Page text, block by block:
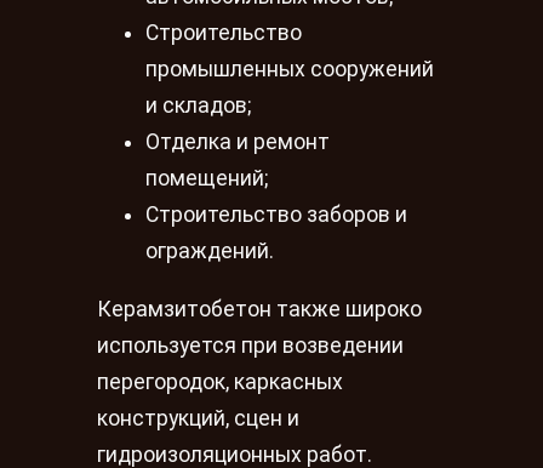
Строительство
промышленных сооружений
и складов;
Отделка и ремонт
помещений;
Строительство заборов и
ограждений.
Керамзитобетон также широко
используется при возведении
перегородок, каркасных
конструкций, сцен и
гидроизоляционных работ.